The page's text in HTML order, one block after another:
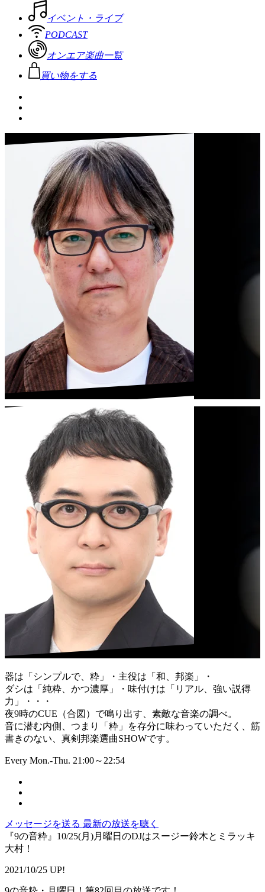
イベント・ライブ
PODCAST
オンエア楽曲一覧
買い物をする
器は「シンプルで、粋」・主役は「和、邦楽」・
ダシは「純粋、かつ濃厚」・味付けは「リアル、強い説得
力」・・・
夜9時のCUE（合図）で鳴り出す、素敵な音楽の調べ。
音に潜む内側、つまり「粋」を存分に味わっていただく、筋
書きのない、真剣邦楽選曲SHOWです。
Every Mon.-Thu. 21:00～22:54
メッセージを送る 最新の放送を聴く
『9の音粋』10/25(月)月曜日のDJはスージー鈴木とミラッキ
大村！
2021/10/25 UP!